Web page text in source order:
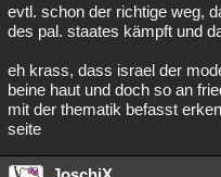
evtl. schon der richtige weg,
des pal. staates kämpft und
eh krass, dass israel der
beine haut und doch so an
mit der thematik befasst
seite